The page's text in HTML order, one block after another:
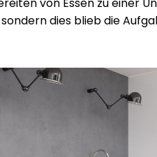
dies blieb die